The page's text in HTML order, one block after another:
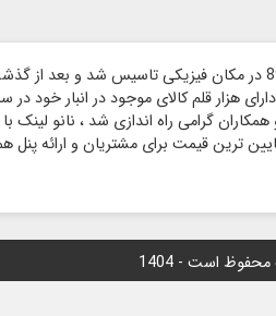
گرامی راه اندازی شد ، نانو لینک
ترین قیمت برای مشتریان و ارائه
است - 1404